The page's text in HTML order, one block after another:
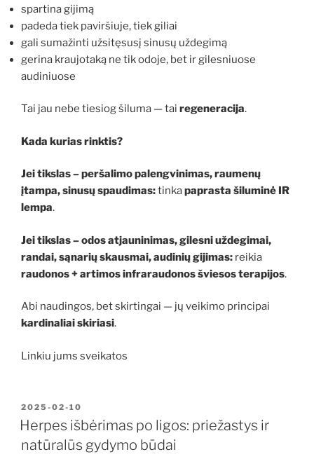
spartina gijimą
padeda tiek paviršiuje, tiek giliai
gali sumažinti užsitęsusį sinusų uždegimą
gerina kraujotaką ne tik odoje, bet ir gilesniuose
audiniuose
Tai jau nebe tiesiog šiluma — tai regeneracija.
Kada kurias rinktis?
Jei tikslas – peršalimo palengvinimas, raumenų
įtampa, sinusų spaudimas:tinkapaprasta šiluminė IR
lempa.
Jei tikslas – odos atjauninimas, gilesni uždegimai,
randai, sąnarių skausmai, audinių gijimas: reikia
raudonos + artimos infraraudonos šviesos terapijos.
Abi naudingos, bet skirtingai — jų veikimo principai
kardinaliai skiriasi.
Linkiu jums sveikatos
PASKELBTA
2025-02-10
Herpes išbėrimas po ligos: priežastys ir
natūralūs gydymo būdai